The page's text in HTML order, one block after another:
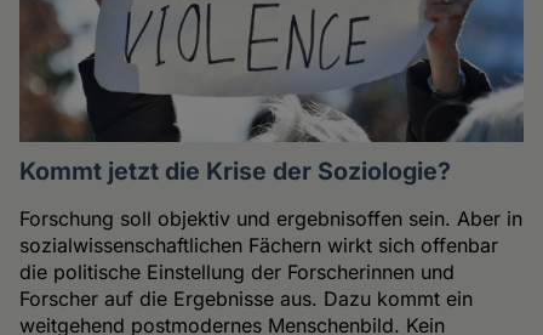
Kommt jetzt die Krise der Soziologie?
Forschung soll objektiv und ergebnisoffen sein. Aber in
sozialwissenschaftlichen Fächern wirkt sich offenbar
die politische Einstellung der Forscherinnen und
Forscher auf die Ergebnisse aus. Dazu kommt ein
weitgehend postmodernes Menschenbild. Kein